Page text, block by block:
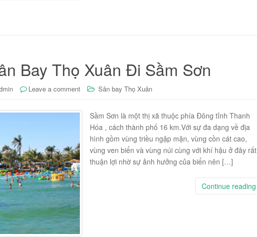
Bay Thọ Xuân Đi Sầm Sơn
Leave a comment Sân bay Thọ Xuân
Sầm Sơn là một thị xã thuộc phía Đông tỉnh Thanh
Hóa , cách thành phố 16 km.Với sự đa dạng về địa
hình gồm vùng triều ngập mặn, vùng cồn cát cao,
vùng ven biển và vùng núi cùng với khí hậu ở đây rất
thuận lợi nhờ sự ảnh hưởng của biển nên […]
Continue reading